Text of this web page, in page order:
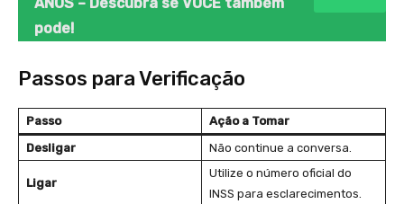
pode!
Passos para Verificação
Passo
Ação a Tomar
Desligar
Não continue a conversa.
Ligar
Utilize o número oficial do
INSS para esclarecimentos.